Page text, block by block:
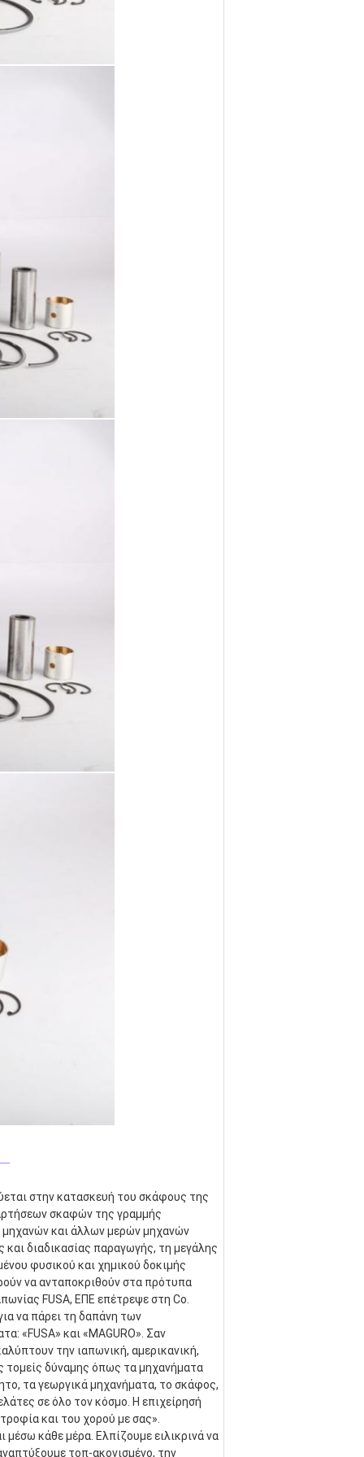
στην κατασκευή του σκάφους της
σκαφών της γραμμής
και άλλων μερών μηχανών
διαδικασίας παραγωγής, τη μεγάλης
φυσικού και χημικού δοκιμής
να ανταποκριθούν στα πρότυπα
FUSA, ΕΠΕ επέτρεψε στη Co.
να πάρει τη δαπάνη των
«FUSA» και «MAGURO». Σαν
την ιαπωνική, αμερικανική,
τομείς δύναμης όπως τα μηχανήματα
τα γεωργικά μηχανήματα, το σκάφος,
σε όλο τον κόσμο. Η επιχείρησή
και του χορού με σας».
μέσω κάθε μέρα. Ελπίζουμε ειλικρινά να
τοπ-ακονισμένο, την